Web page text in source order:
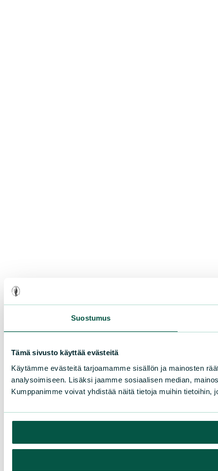
Suostumus
Tämä sivusto käyttää evästeitä
Käytämme evästeitä tarjoamamme sisällön ja mainosten
analysoimiseen. Lisäksi jaamme sosiaalisen median,
Kumppanimme voivat yhdistää näitä tietoja muihin tietoihin,